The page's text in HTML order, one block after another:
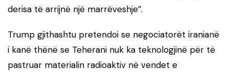
derisa të arrijnë një marrëveshje”.
Trump gjithashtu pretendoi se negociatorët iranianë
i kanë thënë se Teherani nuk ka teknologjinë për të
pastruar materialin radioaktiv në vendet e